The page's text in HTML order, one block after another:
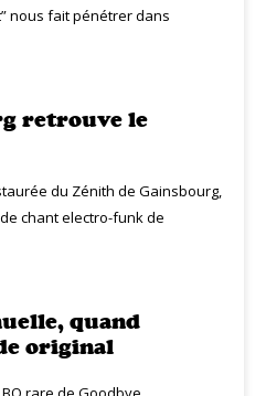
nous fait pénétrer dans
retrouve le
du Zénith de Gainsbourg,
chant electro-funk de
quand
original